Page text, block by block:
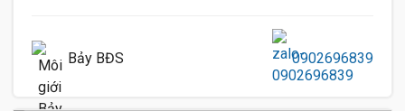
Bảy BĐS 0902696839